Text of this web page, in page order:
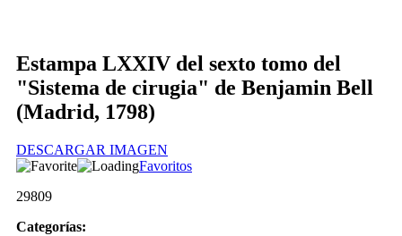
Estampa LXXIV del sexto tomo del
"Sistema de cirugia" de Benjamin Bell
(Madrid, 1798)
DESCARGAR IMAGEN
Favoritos
29809
Categorías: